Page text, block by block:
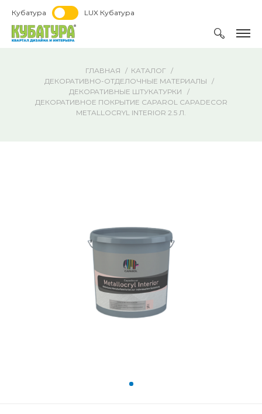
Кубатура LUX Кубатура
ГЛАВНАЯ
КАТАЛОГ
ДЕКОРАТИВНО-ОТДЕЛОЧНЫЕ МАТЕРИАЛЫ
ДЕКОРАТИВНЫЕ ШТУКАТУРКИ
ДЕКОРАТИВНОЕ ПОКРЫТИЕ CAPAROL CAPADECOR
METALLOCRYL INTERIOR 2.5 Л.